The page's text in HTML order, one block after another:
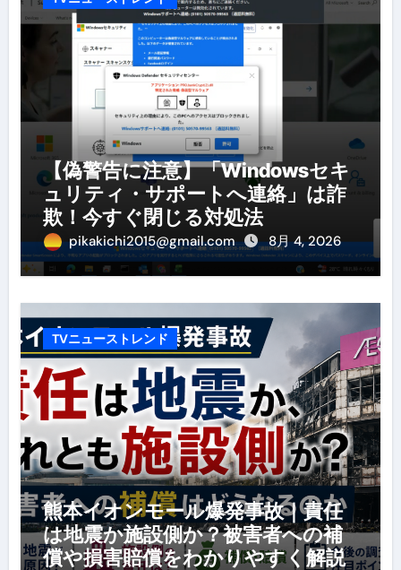
【偽警告に注意】「Windowsセキ
ュリティ・サポートへ連絡」は詐
欺！今すぐ閉じる対処法
pikakichi2015@gmail.com 8月 4, 2026
TVニューストレンド
熊本イオンモール爆発事故｜責任
は地震か施設側か？被害者への補
償や損害賠償をわかりやすく解説